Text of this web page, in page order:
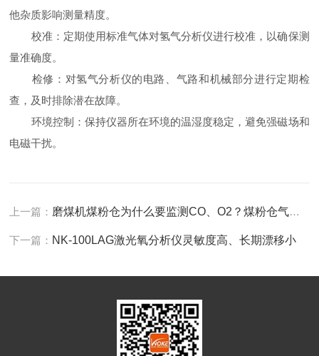
他杂质影响测量精度。
校准：定期使用标准气体对氢气分析仪进行校准，以确保测
量准确度。
检修：对氢气分析仪的电路、气路和机械部分进行定期检
查，及时排除潜在故障。
环境控制：保持仪器所在环境的温湿度稳定，避免强磁场和
电磁干扰。
上一篇： 磨煤机煤粉仓为什么要监测CO、O2？煤粉仓气体分析系统如何选型？
下一篇： NK-100LAG激光氧分析仪灵敏度高、长期漂移小